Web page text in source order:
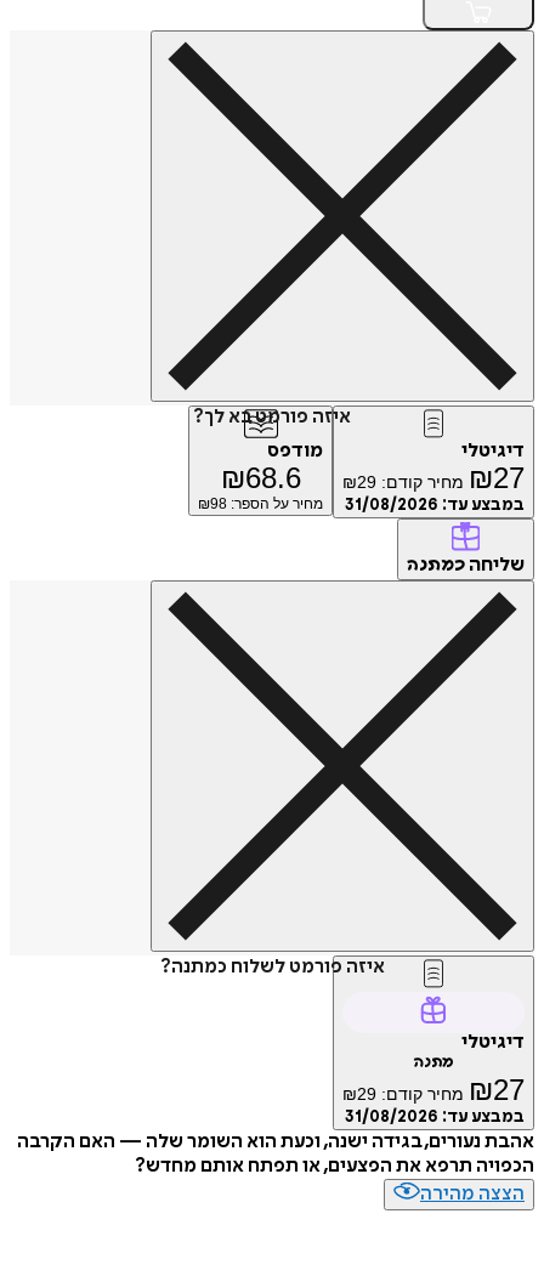
איזה פורמט בא לך?
₪ מחיר קודם: ₪29
עד:31/08/2026
מודפס
₪68.6
מחיר על הספר: ₪98
כמתנה
איזה פורמט לשלוח כמתנה?
₪ מחיר קודם: ₪29
עד:31/08/2026
נעורים, בגידה ישנה, וכעת הוא השומר שלה — האם הקרבה
תרפא את הפצעים, או תפתח אותם מחדש?
מהירה